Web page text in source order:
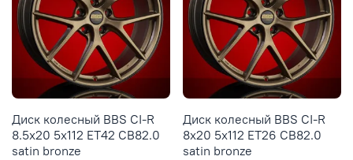
Диск колесный BBS CI-R
8.5x20 5x112 ET42 CB82.0
satin bronze
Диск колесный BBS CI-R
8x20 5x112 ET26 CB82.0
satin bronze